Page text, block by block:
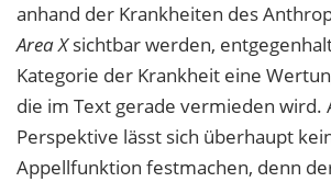
anhand der Krankheiten des
Area Xsichtbar werden,
Kategorie der Krankheit eine
die im Text gerade vermieden wird.
Perspektive lässt sich überhaupt
Appellfunktion festmachen, denn